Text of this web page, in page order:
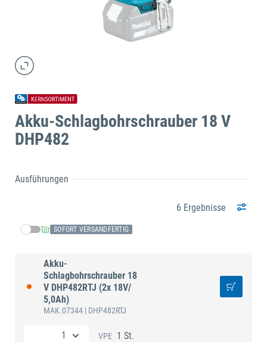
Akku-Schlagbohrschrauber 18 V
DHP482
Ausführungen
6 Ergebnisse
SOFORT VERSANDFERTIG
Akku-
Schlagbohrschrauber 18
V DHP482RTJ (2x 18V/
5,0Ah)
MAK.07344 | DHP482RTJ
VPE 1 St.